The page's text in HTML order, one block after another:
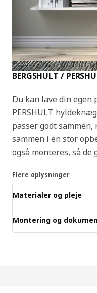
BERGSHULT /
Du kan lave din egen
PERSHULT
passer godt
sammen i en stor
også monteres, så
Flere oplysninger
Materialer og pleje
Montering og